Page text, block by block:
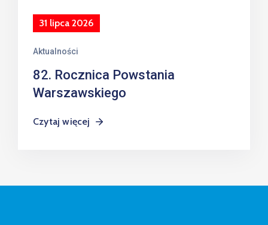
31 lipca 2026
Aktualności
82. Rocznica Powstania
Warszawskiego
Czytaj więcej